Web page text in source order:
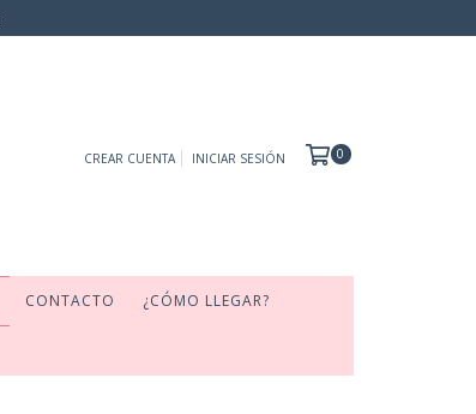
CREAR CUENTA INICIAR SESIÓN 0
CONTACTO ¿CÓMO LLEGAR?